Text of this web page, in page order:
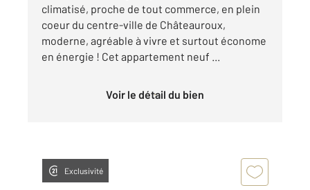
climatisé, proche de tout commerce, en plein
coeur du centre-ville de Châteauroux,
moderne, agréable à vivre et surtout économe
en énergie ! Cet appartement neuf ...
Voir le détail du bien
Exclusivité